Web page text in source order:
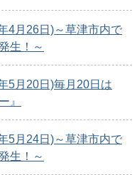
4月26日)～草津市内で
生！～
5月20日)毎月20日は
』
5月24日)～草津市内で
生！～